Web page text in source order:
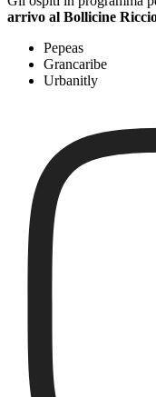
arrivo al Bollicine
Pepeas
Grancaribe
Urbanitly